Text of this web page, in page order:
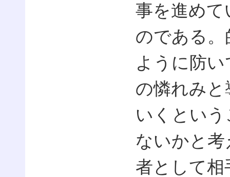
事を進め
のである
ように防
の憐れみ
いくとい
ないかと
者として